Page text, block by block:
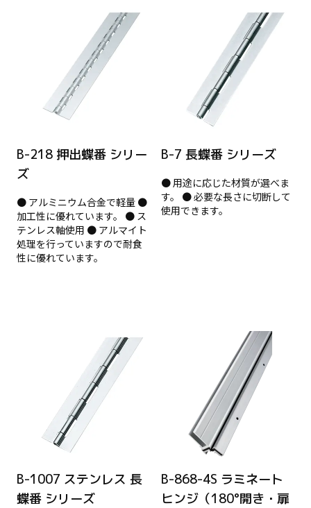
B-218 押出蝶番 シリー
ズ
● アルミニウム合金で軽量 ●
加工性に優れています。 ● ス
テンレス軸使用 ● アルマイト
処理を行っていますので耐食
性に優れています。
B-7 長蝶番 シリーズ
● 用途に応じた材質が選べま
す。 ● 必要な長さに切断して
使用できます。
B-1007 ステンレス 長
蝶番 シリーズ
B-868-4S ラミネート
ヒンジ（180°開き・扉